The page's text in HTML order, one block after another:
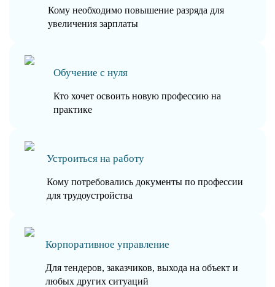
Кому необходимо повышение разряда для
увеличения зарплаты
Обучение с нуля
Кто хочет освоить новую профессию на
практике
Устроиться на работу
Кому потребовались документы по профессии
для трудоустройства
Корпоративное управление
Для тендеров, заказчиков, выхода на объект и
любых других ситуаций